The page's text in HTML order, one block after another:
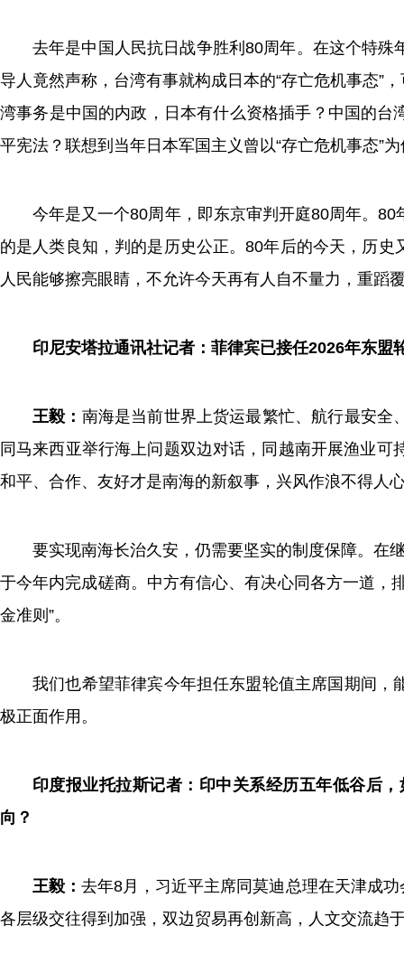
去年是中国人民抗日战争胜利80周年。在这个特
导人竟然声称，台湾有事就构成日本的“存亡危机事态”
湾事务是中国的内政，日本有什么资格插手？中国的
平宪法？联想到当年日本军国主义曾以“存亡危机事态”
今年是又一个80周年，即东京审判开庭80周年。
的是人类良知，判的是历史公正。80年后的今天，历
人民能够擦亮眼睛，不允许今天再有人自不量力，重蹈
印尼安塔拉通讯社记者：菲律宾已接任2026年东
王毅： 南海是当前世界上货运最繁忙、航行最安
同马来西亚举行海上问题双边对话，同越南开展渔业
和平、合作、友好才是南海的新叙事，兴风作浪不得人
要实现南海长治久安，仍需要坚实的制度保障。在
于今年内完成磋商。中方有信心、有决心同各方一道，
金准则”。
我们也希望菲律宾今年担任东盟轮值主席国期间
极正面作用。
印度报业托拉斯记者：印中关系经历五年低谷后
向？
王毅：去年8月，习近平主席同莫迪总理在天津成
各层级交往得到加强，双边贸易再创新高，人文交流趋